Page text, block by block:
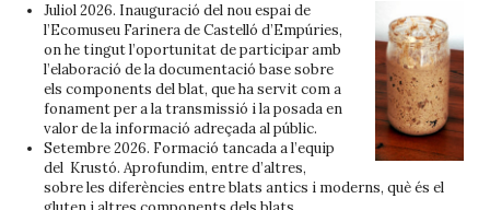
Juliol 2026. Inauguració del nou espai de
l’Ecomuseu Farinera de Castelló d’Empúries,
on he tingut l’oportunitat de participar amb
l’elaboració de la documentació base sobre
els components del blat, que ha servit com a
fonament per a la transmissió i la posada en
valor de la informació adreçada al públic.
Setembre 2026. Formació tancada a l’equip
del Krustó. Aprofundim, entre d’altres,
sobre les diferències entre blats antics i moderns, què és el